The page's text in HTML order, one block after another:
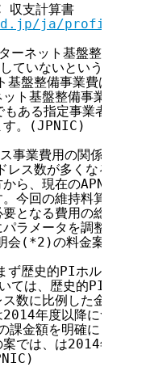
支計算書
ja/profile/
ネット基盤整備事業
ていないという理解で
盤整備事業費は、IP
ト基盤整備事業費は
る指定事業者や歴史
す。(JPNIC)
事業費用の関係を、具
ス数が多くなると、
ら、現在のAPNICや
今回の維持料算出式は
となる費用の総額、各
ラメータを調整した
(*2)の料金案から、
歴史的PIホルダと指
は、歴史的PIホルダ
数に比例した金額を負
年度以降について
金額を明確にした上
では、は2014年度後